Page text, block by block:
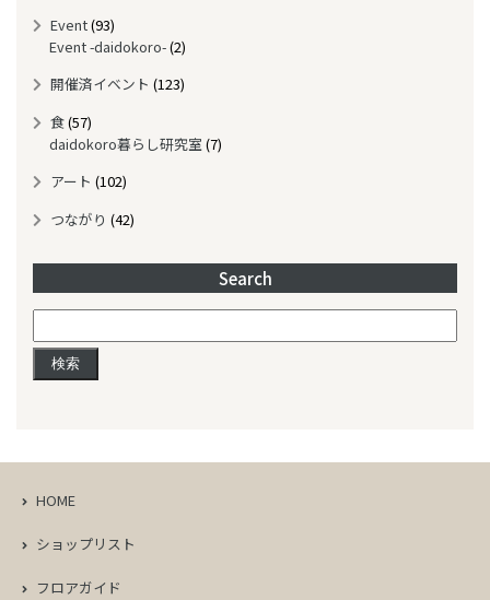
e Event(93)
Event -daidokoro-(2)
開催済イベント (123)
食(57)
daidokoro暮らし研究室(7)
アート (102)
つながり (42)
Search
索:
HOME
ショップリスト
フロアガイド